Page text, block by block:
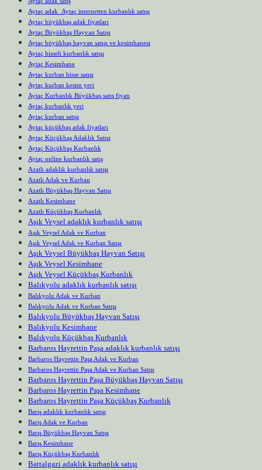
Aytaç adak Aytaç internetten kurbanlık satışı
Aytaç büyükbaş adak fiyatları
Aytaç Büyükbaş Hayvan Satışı
Aytaç büyükbaş hayvan satışı ve kesimhanesi
Aytaç hisseli kurbanlık satışı
Aytaç Kesimhane
Aytaç kurban hisse satışı
Aytaç kurban kesim yeri
Aytaç Kurbanlık Büyükbaş satış fiyatı
Aytaç kurbanlık yeri
Aytaç kurban satışı
Aytaç küçükbaş adak fiyatları
Aytaç Küçükbaş Adaklık Satışı
Aytaç Küçükbaş Kurbanlık
Aytaç online kurbanlık satış
Azatlı adaklık kurbanlık satışı
Azatlı Adak ve Kurban
Azatlı Büyükbaş Hayvan Satışı
Azatlı Kesimhane
Azatlı Küçükbaş Kurbanlık
Aşık Veysel adaklık kurbanlık satışı
Aşık Veysel Adak ve Kurban
Aşık Veysel Adak ve Kurban Satışı
Aşık Veysel Büyükbaş Hayvan Satışı
Aşık Veysel Kesimhane
Aşık Veysel Küçükbaş Kurbanlık
Balıkyolu adaklık kurbanlık satışı
Balıkyolu Adak ve Kurban
Balıkyolu Adak ve Kurban Satışı
Balıkyolu Büyükbaş Hayvan Satışı
Balıkyolu Kesimhane
Balıkyolu Küçükbaş Kurbanlık
Barbaros Hayrettin Paşa adaklık kurbanlık satışı
Barbaros Hayrettin Paşa Adak ve Kurban
Barbaros Hayrettin Paşa Adak ve Kurban Satışı
Barbaros Hayrettin Paşa Büyükbaş Hayvan Satışı
Barbaros Hayrettin Paşa Kesimhane
Barbaros Hayrettin Paşa Küçükbaş Kurbanlık
Barış adaklık kurbanlık satışı
Barış Adak ve Kurban
Barış Büyükbaş Hayvan Satışı
Barış Kesimhane
Barış Küçükbaş Kurbanlık
Battalgazi adaklık kurbanlık satışı